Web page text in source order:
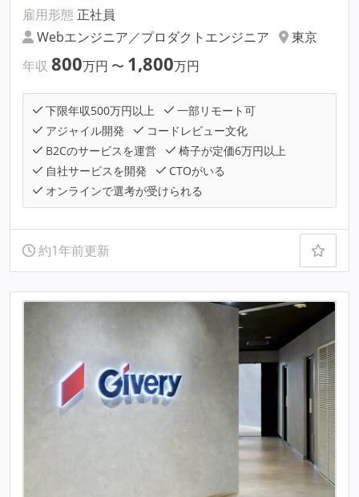
雇用形態 正社員
Webエンジニア／プロダクトエンジニア
東京
年収 800万円 〜 1,800万円
下限年収500万円以上
一部リモート可
アジャイル開発
コードレビュー文化
B2Cのサービスを運営
椅子が定価6万円以上
自社サービスを開発
CTOがいる
オンラインで選考が受けられる
約1年前更新